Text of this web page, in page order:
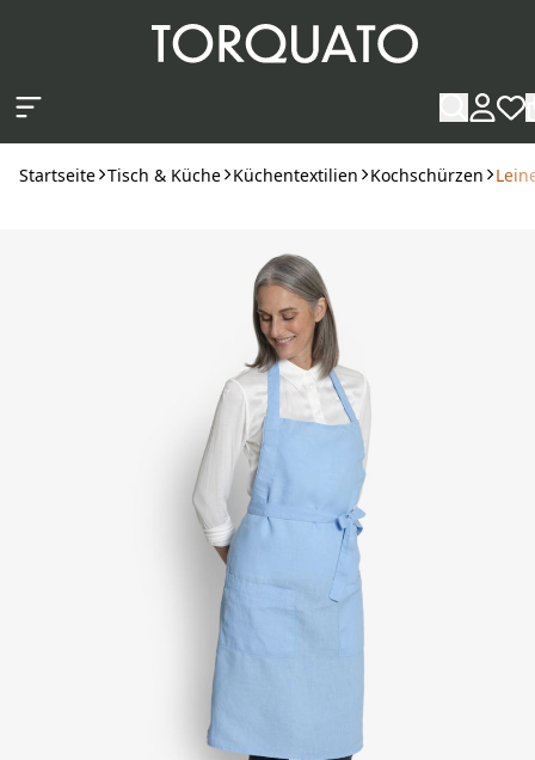
Startseite Tisch & Küche Küchentextilien Kochschürzen